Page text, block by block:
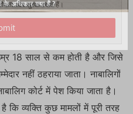
18 साल से कम होती है और जिसे
नहीं ठहराया जाता। नाबालिगों
कोर्ट में पेश किया जाता है।
व्यक्ति कुछ मामलों में पूरी तरह
और सुरक्षा रखते हैं।